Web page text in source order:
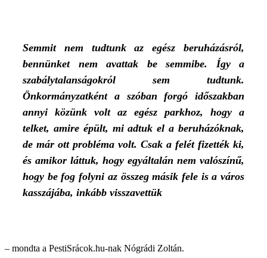
Semmit nem tudtunk az egész beruházásról,
bennünket nem avattak be semmibe. Így a
szabálytalanságokról sem tudtunk.
Önkormányzatként a szóban forgó időszakban
annyi közünk volt az egész parkhoz, hogy a
telket, amire épült, mi adtuk el a beruházóknak,
de már ott probléma volt. Csak a felét fizették ki,
és amikor láttuk, hogy egyáltalán nem valószínű,
hogy be fog folyni az összeg másik fele is a város
kasszájába, inkább visszavettük
– mondta a PestiSrácok.hu-nak Nógrádi Zoltán.